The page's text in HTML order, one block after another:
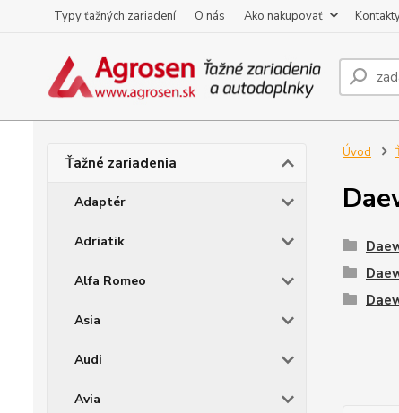
Typy ťažných zariadení O nás Ako nakupovať
Ťažné zariadenia
Adaptér
Adriatik
Alfa Romeo
Asia
Audi
Avia
Úvod